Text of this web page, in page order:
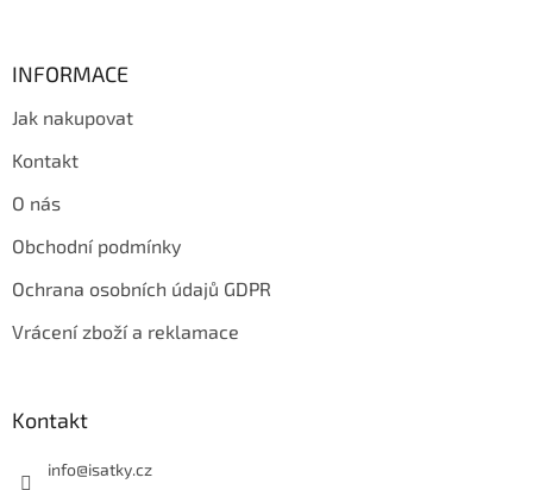
INFORMACE
Jak nakupovat
Kontakt
O nás
Obchodní podmínky
Ochrana osobních údajů GDPR
Vrácení zboží a reklamace
Kontakt
info@isatky.cz